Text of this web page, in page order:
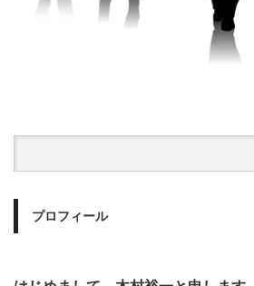
プロフィール